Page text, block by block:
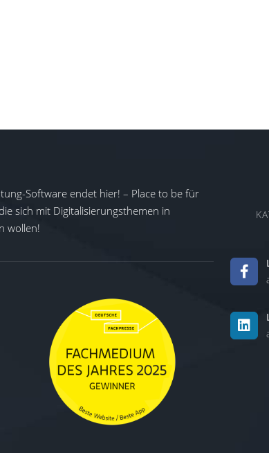
Software endet hier! – Place to be für
sich mit Digitalisierungsthemen in
wollen!